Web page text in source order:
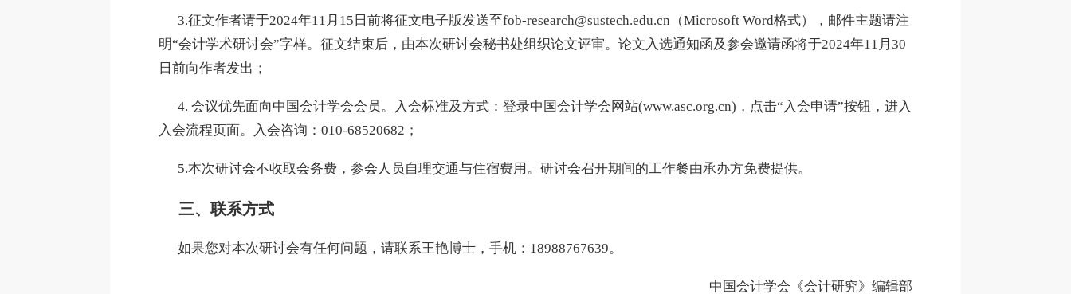
3.征文作者请于2024年11月15日前将征文电子版发送至fob-research@sustech.edu.cn（Microsoft Word格式），邮件主题请注
明“会计学术研讨会”字样。征文结束后，由本次研讨会秘书处组织论文评审。论文入选通知函及参会邀请函将于2024年11月30
日前向作者发出；
4. 会议优先面向中国会计学会会员。入会标准及方式：登录中国会计学会网站(www.asc.org.cn)，点击“入会申请”按钮，进入
入会流程页面。入会咨询：010-68520682；
5.本次研讨会不收取会务费，参会人员自理交通与住宿费用。研讨会召开期间的工作餐由承办方免费提供。
三、联系方式
如果您对本次研讨会有任何问题，请联系王艳博士，手机：18988767639。
中国会计学会《会计研究》编辑部